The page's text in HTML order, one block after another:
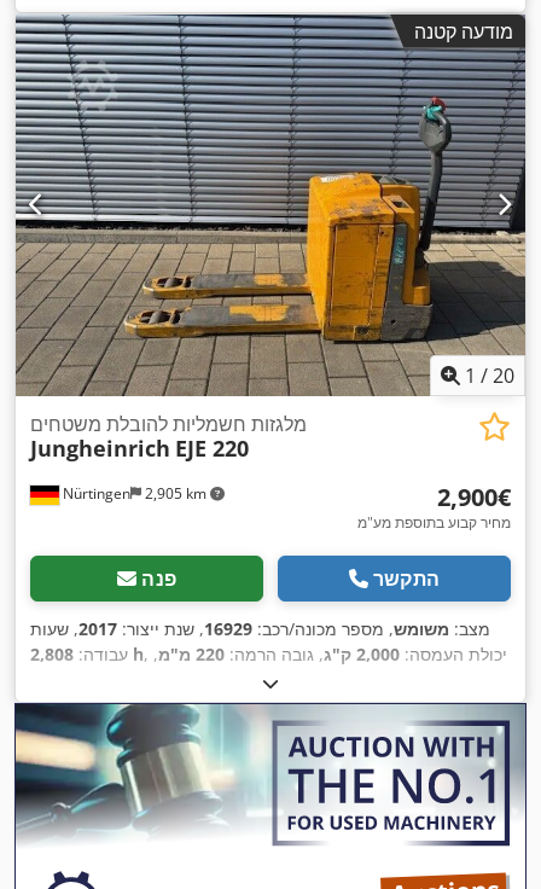
מודעה קטנה
1 /20
Nürtingen 2,905 km
מלגזות חשמליות להובלת משטחים
Jungheinrich EJE 220
‏2,900 ‏€
מחיר קבוע בתוספת מע"מ
פנה התקשר
מצב: משומש, מספר מכונה/רכב: 16929, שנת ייצור: 2017, שעות
עבודה: 2,808 h , יכולת העמסה: 2,000 ק"ג , גובה הרמה: 220 מ"מ
,
, סוג דלק:
בנייה:1,300 מ"מ , מתח סוללה: 24 V , אורך המזלג:1,150 מ"מ
,
משקל כולל:563 ק"ג ,